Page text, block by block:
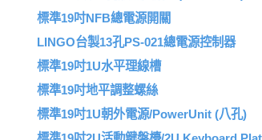
標準19吋NFB總電源開關
LINGO台製13孔PS-021總電源控制器
標準19吋1U水平理線槽
標準19吋地平調整螺絲
標準19吋1U朝外電源/PowerUnit (八孔)